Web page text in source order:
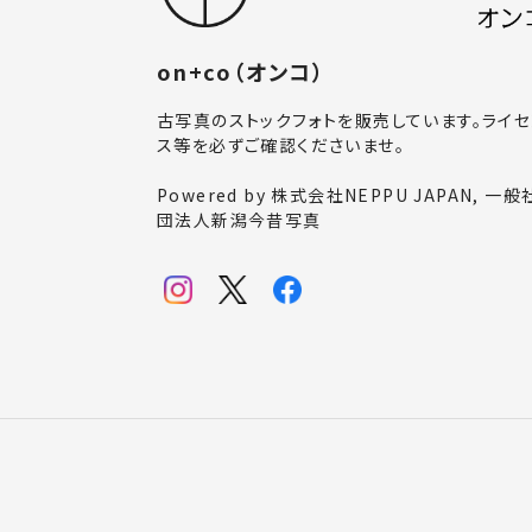
on+co（オンコ）
古写真のストックフォトを販売しています。ライ
ス等を必ずご確認くださいませ。
Powered by 株式会社NEPPU JAPAN, 一般
団法人新潟今昔写真